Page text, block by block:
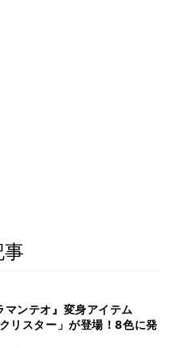
マンテオ』変身アイテム
クリスター」が登場！8色に発